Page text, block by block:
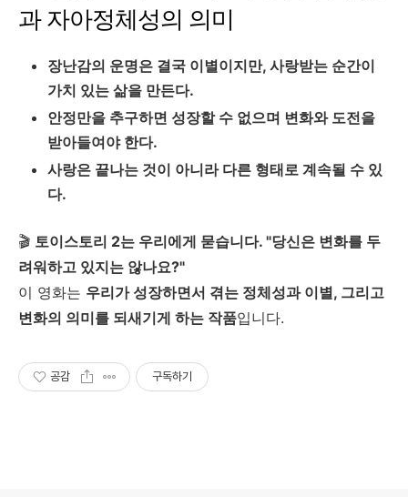
과 자아정체성의 의미
장난감의 운명은 결국 이별이지만, 사랑받는 순간이
가치 있는 삶을 만든다.
안정만을 추구하면 성장할 수 없으며 변화와 도전을
받아들여야 한다.
사랑은 끝나는 것이 아니라 다른 형태로 계속될 수 있
다.
🎬 토이스토리 2는 우리에게 묻습니다. "당신은 변화를 두
려워하고 있지는 않나요?"
이 영화는 우리가 성장하면서 겪는 정체성과 이별, 그리고
변화의 의미를 되새기게 하는 작품입니다.
공감 구독하기